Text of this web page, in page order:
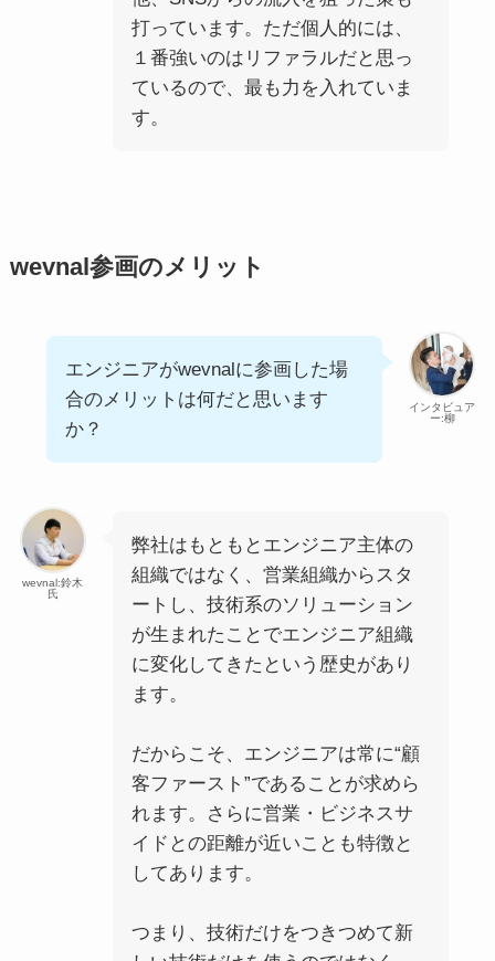
打っています。ただ個人的には、
１番強いのはリファラルだと思っ
ているので、最も力を入れていま
す。
wevnal参画のメリット
インタビュア
ー:柳
エンジニアがwevnalに参画した場
合のメリットは何だと思います
か？
wevnal:鈴木
氏
弊社はもともとエンジニア主体の
組織ではなく、営業組織からスタ
ートし、技術系のソリューション
が生まれたことでエンジニア組織
に変化してきたという歴史があり
ます。
だからこそ、エンジニアは常に“顧
客ファースト”であることが求めら
れます。さらに営業・ビジネスサ
イドとの距離が近いことも特徴と
してあります。
つまり、技術だけをつきつめて新